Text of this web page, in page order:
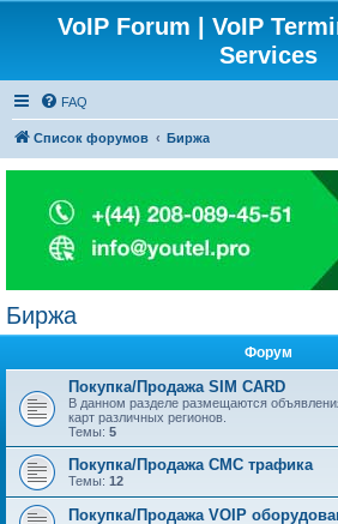
VoIP Forum | VoIP
Services
FAQ
Список форумов Биржа
Биржа
Форум
Покупка/Продажа SIM CARD
В данном разделе размещаются
карт различных регионов.
Темы: 5
Покупка/Продажа СМС трафика
Темы: 12
Покупка/Продажа VOIP